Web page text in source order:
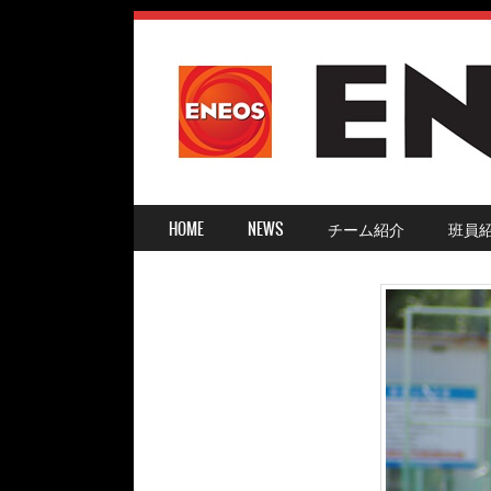
MENU ≡
SKIP TO CONTENT
HOME NEWS チーム紹介 班員